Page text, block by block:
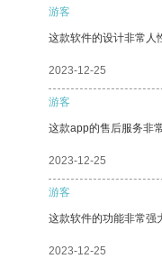
游客
这款软件的设计非常人
2023-12-25
游客
这款app的售后服务非
2023-12-25
游客
这款软件的功能非常强
2023-12-25